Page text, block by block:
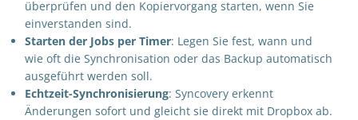
überprüfen und den Kopiervorgang starten, wenn Sie
einverstanden sind.
Starten der Jobs per Timer: Legen Sie fest, wann und
wie oft die Synchronisation oder das Backup automatisch
ausgeführt werden soll.
Echtzeit-Synchronisierung: Syncovery erkennt
Änderungen sofort und gleicht sie direkt mit Dropbox ab.